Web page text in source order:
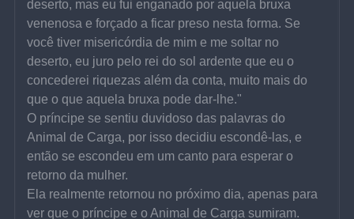
deserto, mas eu fui enganado por aquela bruxa
venenosa e forçado a ficar preso nesta forma. Se
você tiver misericórdia de mim e me soltar no
deserto, eu juro pelo rei do sol ardente que eu o
concederei riquezas além da conta, muito mais do
que o que aquela bruxa pode dar-lhe."
O príncipe se sentiu duvidoso das palavras do
Animal de Carga, por isso decidiu escondê-las, e
então se escondeu em um canto para esperar o
retorno da mulher.
Ela realmente retornou no próximo dia, apenas para
ver que o príncipe e o Animal de Carga sumiram.